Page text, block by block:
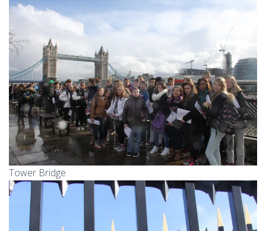
Tower Bridge